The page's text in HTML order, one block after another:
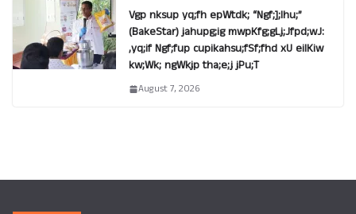
Vgp nksup yq;fh epWtdk; “Ngf;];lhu;”
(BakeStar) jahupg;ig mwpKfg;gLj;Jfpd;wJ:
,yq;if Ngf;fup cupikahsu;fSf;fhd xU eilKiw
kw;Wk; ngWkjp tha;e;j jPu;T
August 7, 2026